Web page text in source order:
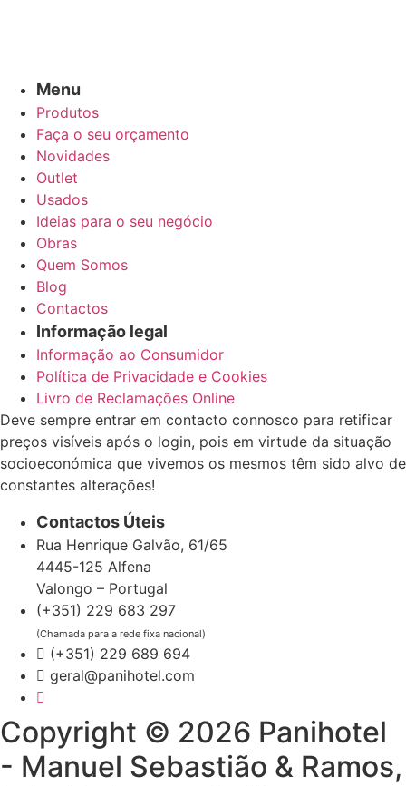
Menu
Produtos
Faça o seu orçamento
Novidades
Outlet
Usados
Ideias para o seu negócio
Obras
Quem Somos
Blog
Contactos
Informação legal
Informação ao Consumidor
Política de Privacidade e Cookies
Livro de Reclamações Online
Deve sempre entrar em contacto connosco para retificar
preços visíveis após o login, pois em virtude da situação
socioeconómica que vivemos os mesmos têm sido alvo de
constantes alterações!
Contactos Úteis
Rua Henrique Galvão, 61/65
4445-125 Alfena
Valongo – Portugal
(+351) 229 683 297
(Chamada para a rede fixa nacional)
(+351) 229 689 694
geral@panihotel.com
Copyright © 2026 Panihotel
- Manuel Sebastião & Ramos,